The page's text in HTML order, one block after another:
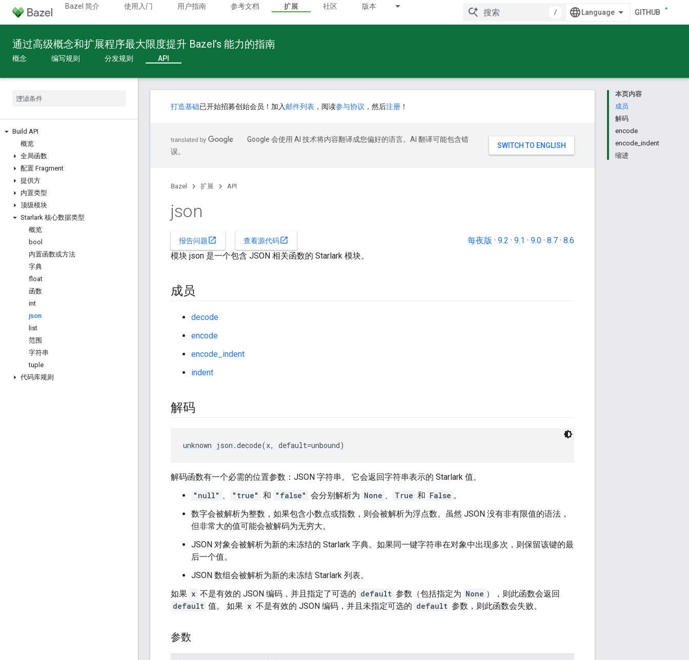
Bazel 简介 使用入门 用户指南 参考文档 扩展 社区 版本
/ GITHUB
通过高级概念和扩展程序最大限度提升 Bazel’s 能力的指南
概念 编写规则 分发规则 API
Build API
概览
全局函数
配置 Fragment
提供方
内置类型
顶级模块
Starlark 核心数据类型
概览
bool
内置函数或方法
字典
float
函数
int
json
list
范围
字符串
tuple
代码库规则
本页内容
成员
解码
encode
encode_indent
缩进
打造基础已开始招募创始会员！加入 邮件列表 ，阅读参与协议 ，然后注册 ！
Google 会使用 AI 技术将内容翻译成您偏好的语言。AI 翻译可能包含错
误。
Bazel 扩展 API
json
报告问题open_in_new 查看源代码open_in_new 每夜版 · 9.2 · 9.1 · 9.0 · 8.7 · 8.6
模块 json 是一个包含 JSON 相关函数的 Starlark 模块。
成员
decode
encode
encode_indent
indent
解码
unknown json.decode(x, default=unbound)
解码函数有一个必需的位置参数：JSON 字符串。 它会返回字符串表示的 Starlark 值。
"null" 、 "true" 和 "false" 会分别解析为 None 、 True 和 False 。
数字会被解析为整数，如果包含小数点或指数，则会被解析为浮点数。虽然 JSON 没有非有限值的语法，
但非常大的值可能会被解码为无穷大。
JSON 对象会被解析为新的未冻结的 Starlark 字典。如果同一键字符串在对象中出现多次，则保留该键的最
后一个值。
JSON 数组会被解析为新的未冻结 Starlark 列表。
如果 x 不是有效的 JSON 编码，并且指定了可选的 default 参数（包括指定为 None ），则此函数会返回
default 值。 如果 x 不是有效的 JSON 编码，并且未指定可选的 default 参数，则此函数会失败。
参数